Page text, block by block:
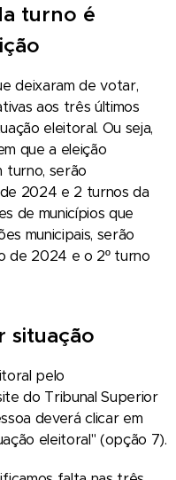
turno é
deixaram de votar,
aos três últimos
eleitoral. Ou seja,
que a eleição
turno, serão
2024 e 2 turnos da
de municípios que
municipais, serão
de 2024 e o 2º turno
situação
pelo
do Tribunal Superior
deverá clicar em
eleitoral" (opção 7).